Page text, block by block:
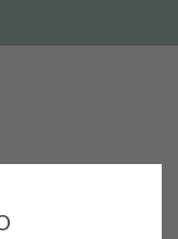
contacte-nos